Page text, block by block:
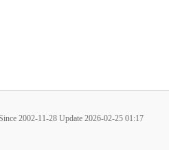
2002-11-28 Update 2026-02-25 01:17